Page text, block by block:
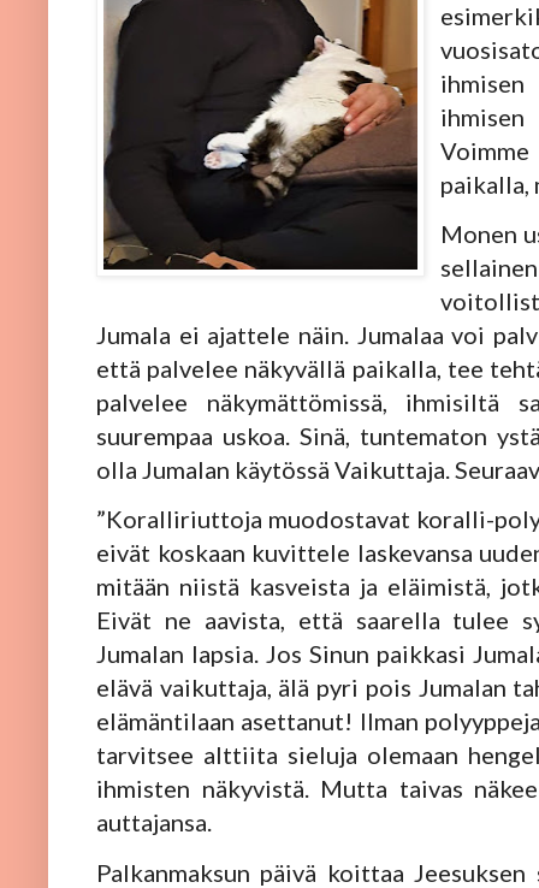
paikalla,
Monen
Jumala ei ajattele näin. Jumalaa voi
että palvelee näkyvällä paikalla, tee
palvelee näkymättömissä, ihmisiltä
suurempaa uskoa. Sinä, tuntematon
olla Jumalan käytössä Vaikuttaja.
”Koralliriuttoja muodostavat koralli-
eivät koskaan kuvittele laskevansa
mitään niistä kasveista ja eläimistä,
Eivät ne aavista, että saarella tulee
Jumalan lapsia. Jos Sinun paikkasi
elävä vaikuttaja, älä pyri pois Jumalan
elämäntilaan asettanut! Ilman
tarvitsee alttiita sieluja olemaan
ihmisten näkyvistä. Mutta taivas
auttajansa.
Palkanmaksun päivä koittaa